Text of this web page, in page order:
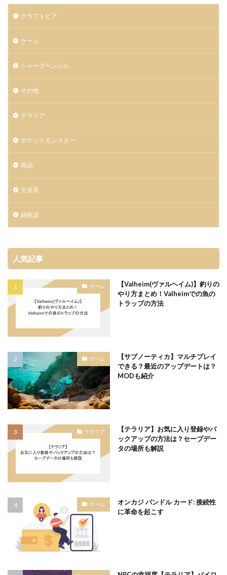
クラフトピア
ゲーム
シャープペンシル
その他
テラリア
ポケットモンスター
商品
文房具
経験談
人気記事
ゲーム
【Valheim(ヴァルヘイム)】釣りの
やり方まとめ！Valheimでの魚の
トラップの方法
ゲーム
【サブノーティカ】マルチプレイ
できる？最近のアップデートは？
MODも紹介
テラリア
【テラリア】お気に入り登録やバ
ックアップの方法は？セーブデー
タの場所も解説
ゲーム
オンカジ バンドル カード: 接続性
に革命を起こす